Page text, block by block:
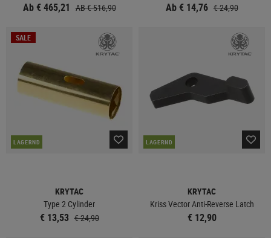
Ab € 465,21 AB € 516,90 Ab € 14,76 € 24,90
SALE
LAGERND
KRYTAC
Type 2 Cylinder
€ 13,53 € 24,90
LAGERND
KRYTAC
Kriss Vector Anti-Reverse Latch
€ 12,90